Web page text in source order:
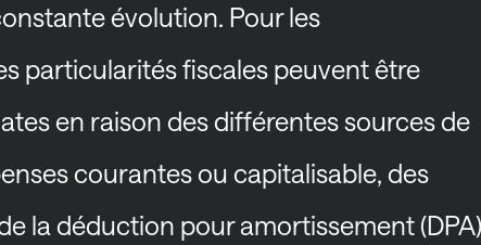
évolution. Pour les
particularités fiscales peuvent être
en raison des différentes sources de
courantes ou capitalisable, des
la déduction pour amortissement (DPA)